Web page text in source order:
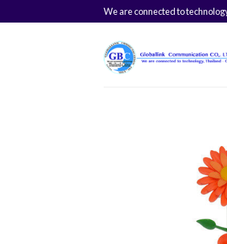
We are connected to